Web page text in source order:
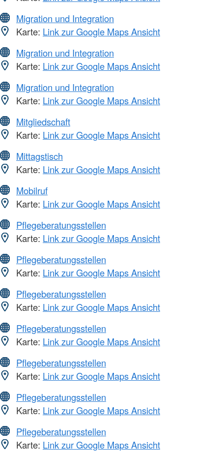
Migration und Integration
Karte: Link zur Google Maps Ansicht
Migration und Integration
Karte: Link zur Google Maps Ansicht
Migration und Integration
Karte: Link zur Google Maps Ansicht
Mitgliedschaft
Karte: Link zur Google Maps Ansicht
Mittagstisch
Karte: Link zur Google Maps Ansicht
Mobilruf
Karte: Link zur Google Maps Ansicht
Pflegeberatungsstellen
Karte: Link zur Google Maps Ansicht
Pflegeberatungsstellen
Karte: Link zur Google Maps Ansicht
Pflegeberatungsstellen
Karte: Link zur Google Maps Ansicht
Pflegeberatungsstellen
Karte: Link zur Google Maps Ansicht
Pflegeberatungsstellen
Karte: Link zur Google Maps Ansicht
Pflegeberatungsstellen
Karte: Link zur Google Maps Ansicht
Pflegeberatungsstellen
Karte: Link zur Google Maps Ansicht